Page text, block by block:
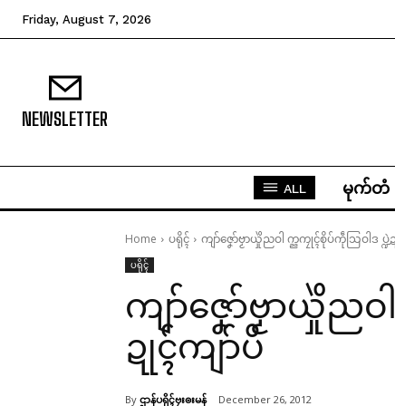
Friday, August 7, 2026
NEWSLETTER
ALL မုက်တံ
Home ပရိုၚ် ကျာ်ဇၞော်ဗၟာယှိုဲညဝါ က္ညကၠုၚ်စိုပ်ကဵုသြဝါဒ ပ္ဍဲ
ပရိုၚ်
ကျာ်ဇၞော်ဗၟာယှိုဲညဝ
ဍုၚ်ကျာ်ပိ
By ဌာန်ပရိုၚ်ဗၠးၜးမန် December 26, 2012